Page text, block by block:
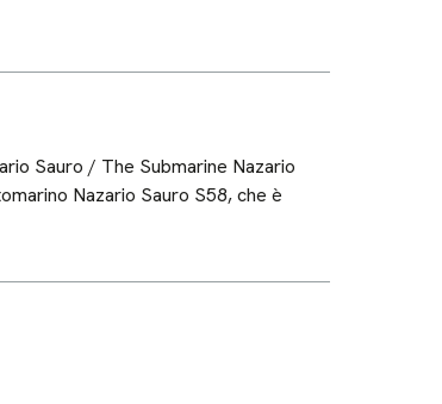
Sauro / The Submarine Nazario
Nazario Sauro S58, che è